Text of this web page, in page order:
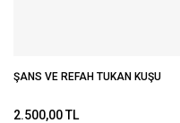
ŞANS VE REFAH TUKAN KUŞU
2.500,00 TL